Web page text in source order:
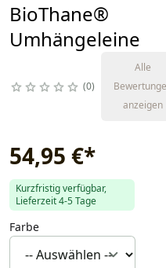
BioThane®
Umhängeleine
0
Alle
anzeigen
54,95 €*
Kurzfristig verfügbar,
Lieferzeit 4-5 Tage
Farbe